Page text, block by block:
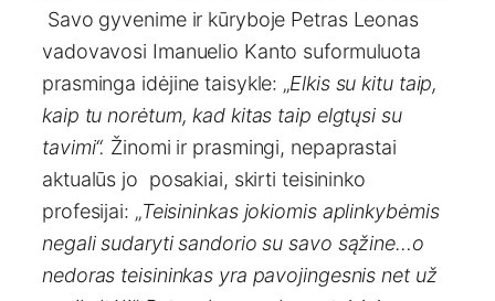
Savo gyvenime ir kūryboje Petras Leonas
vadovavosi Imanuelio Kanto suformuluota
prasminga idėjine taisykle: „Elkis su kitu taip,
kaip tu norėtum, kad kitas taip elgtųsi su
tavimi“. Žinomi ir prasmingi, nepaprastai
aktualūs jo posakiai, skirti teisininko
profesijai: „Teisininkas jokiomis aplinkybėmis
negali sudaryti sandorio su savo sąžine…o
nedoras teisininkas yra pavojingesnis net už